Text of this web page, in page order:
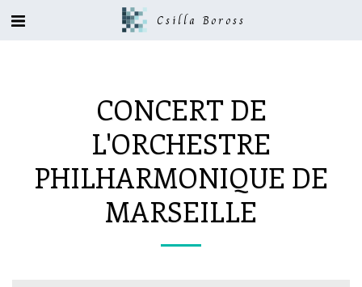
Csilla Boross
CONCERT DE
L'ORCHESTRE
PHILHARMONIQUE DE
MARSEILLE